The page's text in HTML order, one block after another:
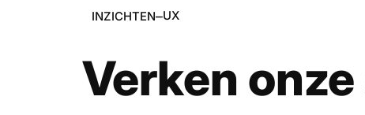
INZICHTEN–UX
Verken